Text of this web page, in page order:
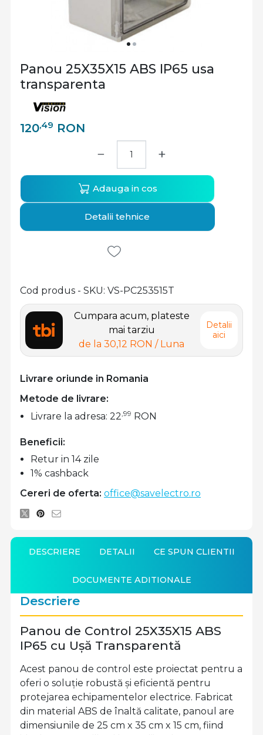
Panou 25X35X15 ABS IP65 usa
transparenta
120,49 RON
Cumpara acum, plateste
mai tarziu
de la 30,12 RON / Luna
Detalii
aici
Livrare oriunde in Romania
Cod produs - SKU VS-PC253515T
Metode de livrare:
Livrare la adresa: 22,99 RON
− +
Adauga in cos
Detalii tehnice
Beneficii:
Retur in 14 zile
1% cashback
Cereri de oferta: office@savelectro.ro
DESCRIERE DETALII CE SPUN CLIENTII
DOCUMENTE ADITIONALE
Descriere
Panou de Control 25X35X15 ABS
IP65 cu Ușă Transparentă
Acest panou de control este proiectat pentru a
oferi o soluție robustă și eficientă pentru
protejarea echipamentelor electrice. Fabricat
din material ABS de înaltă calitate, panoul are
dimensiunile de 25 cm x 35 cm x 15 cm, fiind